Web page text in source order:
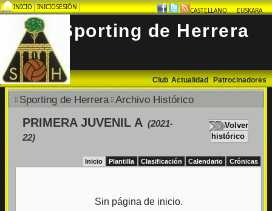
INICIO INICIOSESIÓN . . . CASTELLANO EUSKARA
Sporting de Herrera
Club Actualidad Patrocinadores
Sporting de Herrera Archivo Histórico
PRIMERA JUVENIL A (2021-
22)
Volver
histórico
Inicio Plantilla Clasificación Calendario Crónicas
Sin página de inicio.